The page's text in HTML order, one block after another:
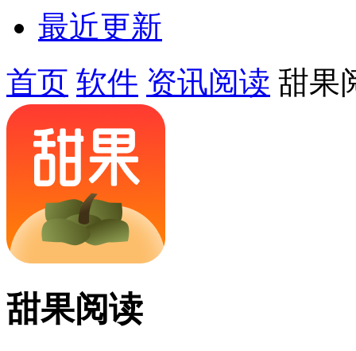
最近更新
首页 软件 资讯阅读 甜果
甜果阅读